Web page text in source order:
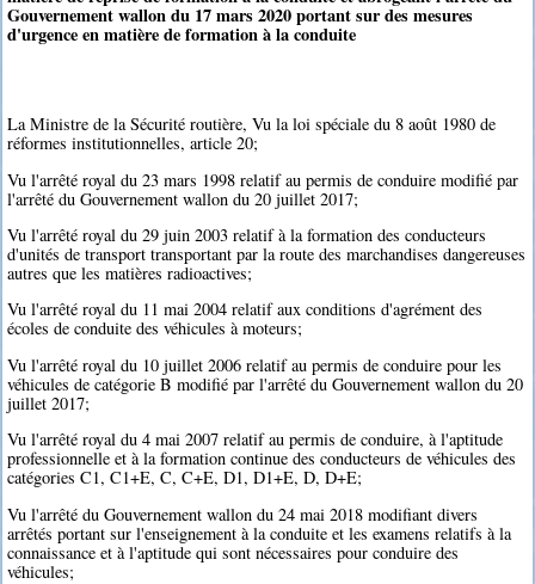
Gouvernement wallon du 17 mars 2020 portant sur des mesures
d'urgence en matière de formation à la conduite
La Ministre de la Sécurité routière, Vu la loi spéciale du 8 août 1980 de
réformes institutionnelles, article 20;
Vu l'arrêté royal du 23 mars 1998 relatif au permis de conduire modifié par
l'arrêté du Gouvernement wallon du 20 juillet 2017;
Vu l'arrêté royal du 29 juin 2003 relatif à la formation des conducteurs
d'unités de transport transportant par la route des marchandises dangereuses
autres que les matières radioactives;
Vu l'arrêté royal du 11 mai 2004 relatif aux conditions d'agrément des
écoles de conduite des véhicules à moteurs;
Vu l'arrêté royal du 10 juillet 2006 relatif au permis de conduire pour les
véhicules de catégorie B modifié par l'arrêté du Gouvernement wallon du 20
juillet 2017;
Vu l'arrêté royal du 4 mai 2007 relatif au permis de conduire, à l'aptitude
professionnelle et à la formation continue des conducteurs de véhicules des
catégories C1, C1+E, C, C+E, D1, D1+E, D, D+E;
Vu l'arrêté du Gouvernement wallon du 24 mai 2018 modifiant divers
arrêtés portant sur l'enseignement à la conduite et les examens relatifs à la
connaissance et à l'aptitude qui sont nécessaires pour conduire des
véhicules;